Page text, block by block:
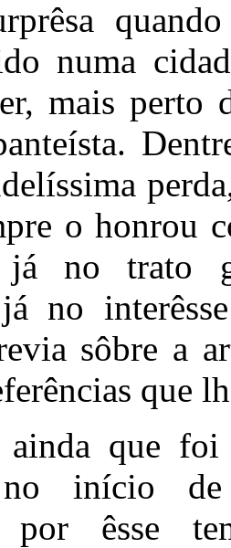
numa
mais perto
o honrou
já no trato
no
sôbre a
que
ainda que
no início
por êsse